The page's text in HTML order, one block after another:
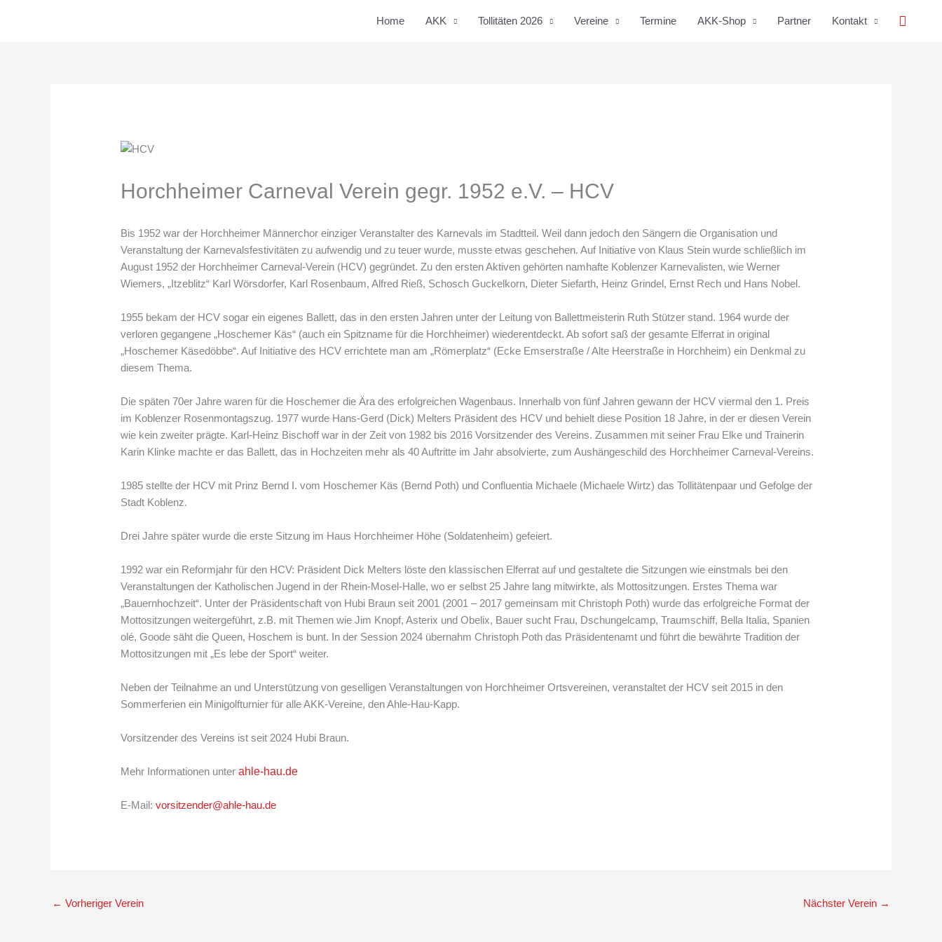
Home AKK Tollitäten 2026 Vereine Termine AKK-Shop Partner Kontakt
Horchheimer Carneval Verein gegr. 1952 e.V. – HCV
Bis 1952 war der Horchheimer Männerchor einziger Veranstalter des Karnevals im Stadtteil. Weil dann jedoch den Sängern die Organisation und
Veranstaltung der Karnevalsfestivitäten zu aufwendig und zu teuer wurde, musste etwas geschehen. Auf Initiative von Klaus Stein wurde schließlich im
August 1952 der Horchheimer Carneval-Verein (HCV) gegründet. Zu den ersten Aktiven gehörten namhafte Koblenzer Karnevalisten, wie Werner
Wiemers, „Itzeblitz“ Karl Wörsdorfer, Karl Rosenbaum, Alfred Rieß, Schosch Guckelkorn, Dieter Siefarth, Heinz Grindel, Ernst Rech und Hans Nobel.
1955 bekam der HCV sogar ein eigenes Ballett, das in den ersten Jahren unter der Leitung von Ballettmeisterin Ruth Stützer stand. 1964 wurde der
verloren gegangene „Hoschemer Käs“ (auch ein Spitzname für die Horchheimer) wiederentdeckt. Ab sofort saß der gesamte Elferrat in original
„Hoschemer Käsedöbbe“. Auf Initiative des HCV errichtete man am „Römerplatz“ (Ecke Emserstraße / Alte Heerstraße in Horchheim) ein Denkmal zu
diesem Thema.
Die späten 70er Jahre waren für die Hoschemer die Ära des erfolgreichen Wagenbaus. Innerhalb von fünf Jahren gewann der HCV viermal den 1. Preis
im Koblenzer Rosenmontagszug. 1977 wurde Hans-Gerd (Dick) Melters Präsident des HCV und behielt diese Position 18 Jahre, in der er diesen Verein
wie kein zweiter prägte. Karl-Heinz Bischoff war in der Zeit von 1982 bis 2016 Vorsitzender des Vereins. Zusammen mit seiner Frau Elke und Trainerin
Karin Klinke machte er das Ballett, das in Hochzeiten mehr als 40 Auftritte im Jahr absolvierte, zum Aushängeschild des Horchheimer Carneval-Vereins.
1985 stellte der HCV mit Prinz Bernd I. vom Hoschemer Käs (Bernd Poth) und Confluentia Michaele (Michaele Wirtz) das Tollitätenpaar und Gefolge der
Stadt Koblenz.
Drei Jahre später wurde die erste Sitzung im Haus Horchheimer Höhe (Soldatenheim) gefeiert.
1992 war ein Reformjahr für den HCV: Präsident Dick Melters löste den klassischen Elferrat auf und gestaltete die Sitzungen wie einstmals bei den
Veranstaltungen der Katholischen Jugend in der Rhein-Mosel-Halle, wo er selbst 25 Jahre lang mitwirkte, als Mottositzungen. Erstes Thema war
„Bauernhochzeit“. Unter der Präsidentschaft von Hubi Braun seit 2001 (2001 – 2017 gemeinsam mit Christoph Poth) wurde das erfolgreiche Format der
Mottositzungen weitergeführt, z.B. mit Themen wie Jim Knopf, Asterix und Obelix, Bauer sucht Frau, Dschungelcamp, Traumschiff, Bella Italia, Spanien
olé, Goode säht die Queen, Hoschem is bunt. In der Session 2024 übernahm Christoph Poth das Präsidentenamt und führt die bewährte Tradition der
Mottositzungen mit „Es lebe der Sport“ weiter.
Neben der Teilnahme an und Unterstützung von geselligen Veranstaltungen von Horchheimer Ortsvereinen, veranstaltet der HCV seit 2015 in den
Sommerferien ein Minigolfturnier für alle AKK-Vereine, den Ahle-Hau-Kapp.
Vorsitzender des Vereins ist seit 2024 Hubi Braun.
Mehr Informationen unterahle-hau.de
E-Mail:vorsitzender@ahle-hau.de
← Vorheriger Verein Nächster Verein →